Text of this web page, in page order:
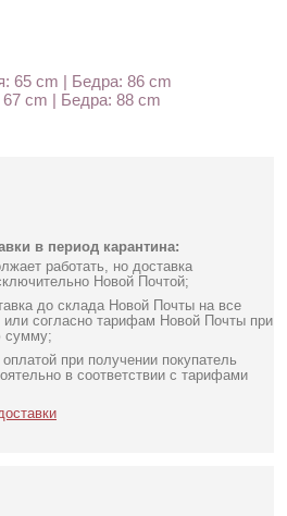
65 cm | Бедра: 86 cm
cm | Бедра: 88 cm
в период карантина:
работать, но доставка
Новой Почтой;
до склада Новой Почты на все
или согласно тарифам Новой Почты при
сумму;
оплатой при получении покупатель
в соответствии с тарифами